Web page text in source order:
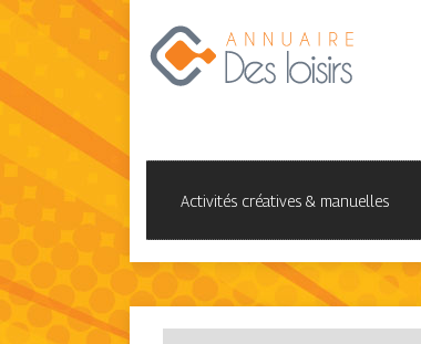
Activités créatives & manuelles